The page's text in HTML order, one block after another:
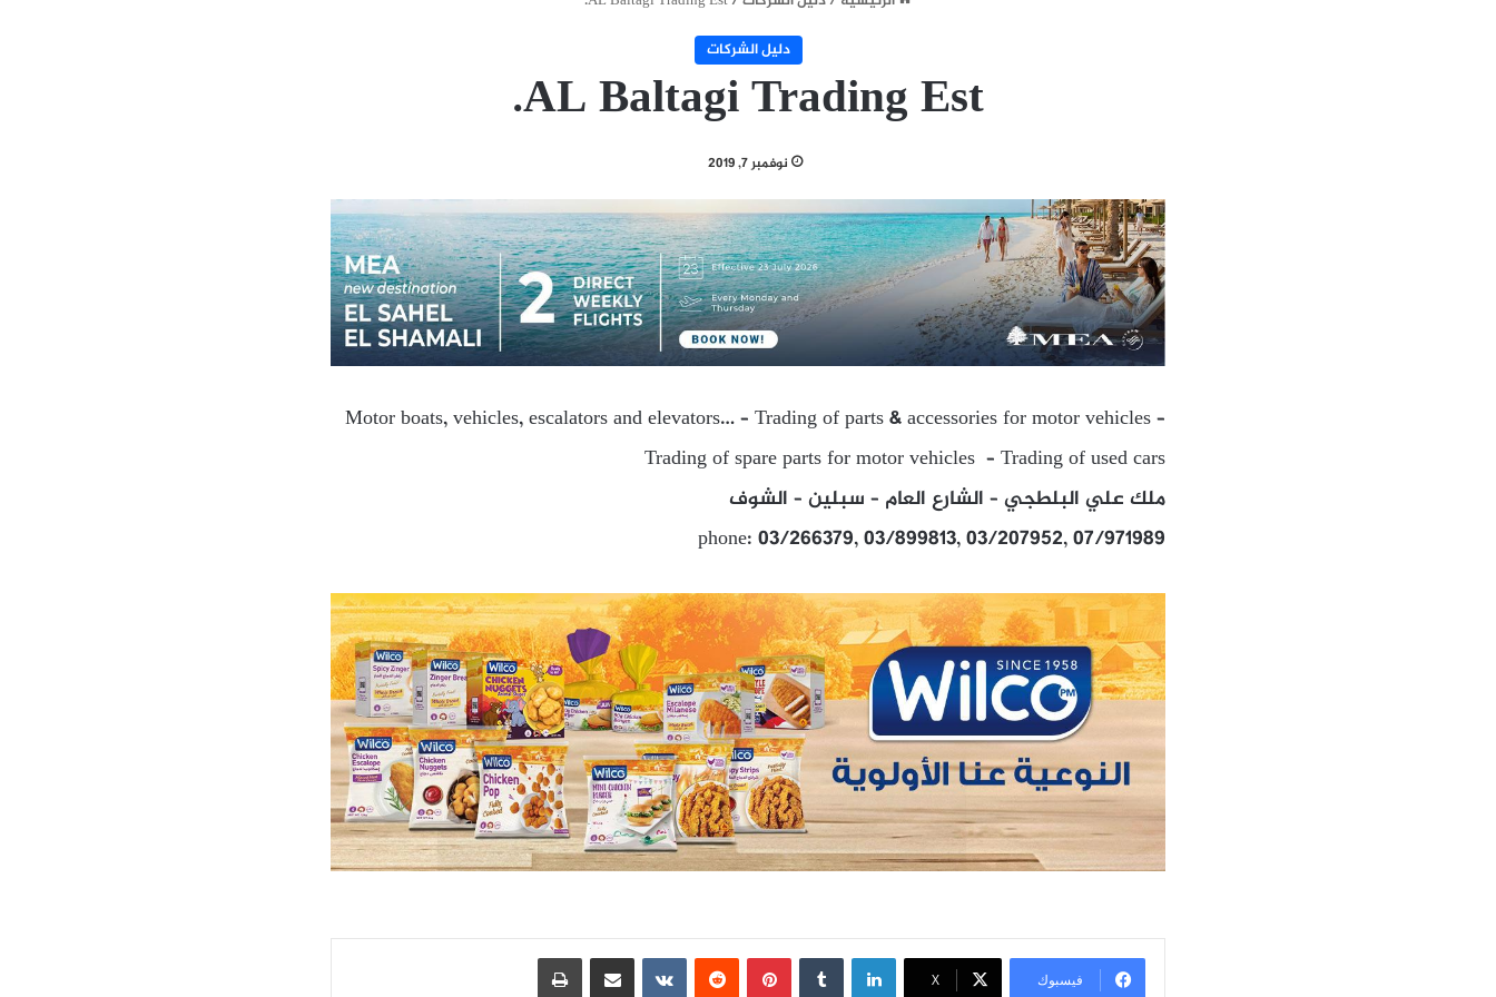
دليل الشركات
AL Baltagi Trading Est.
نوفمبر 7, 2019
Motor boats, vehicles, escalators and elevators… – Trading of parts & accessories for motor vehicles –
Trading of spare parts for motor vehicles – Trading of used cars
ملك علي البلطجي – الشارع العام – سبلين – الشوف
phone: 03/266379, 03/899813, 03/207952, 07/971989
فيسبوك X
لينكدإن بينتيريست مشاركة عبر البريد طباعة